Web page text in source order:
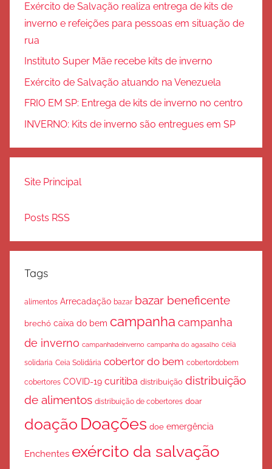
Exército de Salvação realiza entrega de kits de
inverno e refeições para pessoas em situação de
rua
Instituto Super Mãe recebe kits de inverno
Exército de Salvação atuando na Venezuela
FRIO EM SP: Entrega de kits de inverno no centro
INVERNO: Kits de inverno são entregues em SP
Site Principal
Posts RSS
Tags
alimentos Arrecadação bazar bazar beneficente
brechó caixa do bem campanha campanha
de inverno campanhadeinverno campanha do agasalho ceia
solidaria Ceia Solidária cobertor do bem cobertordobem
cobertores COVID-19 curitiba distribuição distribuição
de alimentos distribuição de cobertores doar
doação Doações doe emergência
Enchentes exército da salvação